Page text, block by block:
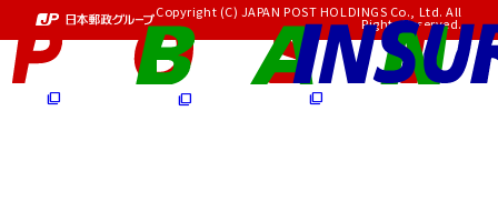
Copyright (C) JAPAN POST HOLDINGS Co., Ltd. All
Rights Reserved.